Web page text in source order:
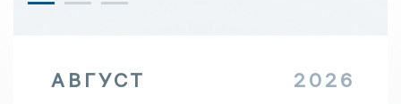
АВГУСТ 2026